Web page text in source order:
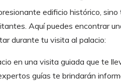
edificio histórico,
Aquí puedes encontrar
durante tu visita al palacio:
en una visita guiada que te
guías te brindarán